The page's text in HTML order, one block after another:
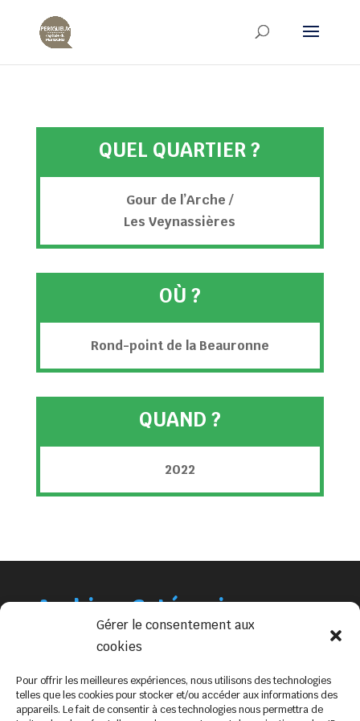
Gérer le consentement aux
cookies
Pour offrir les meilleures expériences, nous utilisons des technologies
telles que les cookies pour stocker et/ou accéder aux informations des
appareils. Le fait de consentir à ces technologies nous permettra de
QUEL QUARTIER ?
Gour de l’Arche /
Les Veynassières
OÙ ?
Rond-point de la Beauronne
QUAND ?
2022
ArchivesCatégories